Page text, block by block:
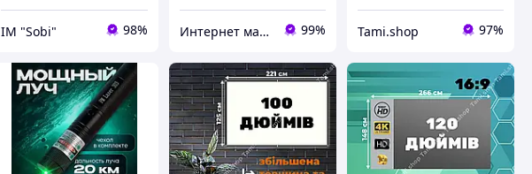
ІМ "Sobi" 98% Интернет магазин ТерЛайн 99% Tami.shop 97%